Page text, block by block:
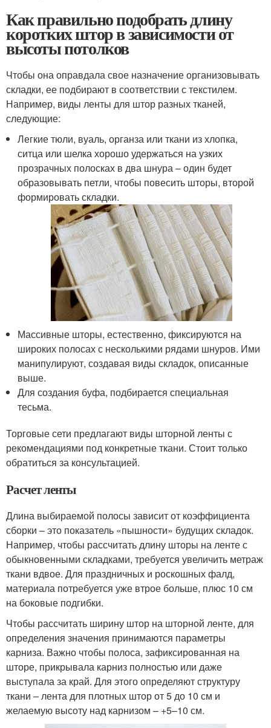
Как правильно подобрать длину
коротких штор в зависимости от
высоты потолков
Чтобы она оправдала свое назначение организовывать
складки, ее подбирают в соответствии с текстилем.
Например, виды ленты для штор разных тканей,
следующие:
Легкие тюли, вуаль, органза или ткани из хлопка,
ситца или шелка хорошо удержаться на узких
прозрачных полосках в два шнура – один будет
образовывать петли, чтобы повесить шторы, второй
формировать складки.
Массивные шторы, естественно, фиксируются на
широких полосах с несколькими рядами шнуров. Ими
манипулируют, создавая виды складок, описанные
выше.
Для создания буфа, подбирается специальная
тесьма.
Торговые сети предлагают виды шторной ленты с
рекомендациями под конкретные ткани. Стоит только
обратиться за консультацией.
Расчет ленты
Длина выбираемой полосы зависит от коэффициента
сборки – это показатель «пышности» будущих складок.
Например, чтобы рассчитать длину шторы на ленте с
обыкновенными складками, требуется увеличить метраж
ткани вдвое. Для праздничных и роскошных фалд,
материала потребуется уже втрое больше, плюс 10 см
на боковые подгибки.
Чтобы рассчитать ширину штор на шторной ленте, для
определения значения принимаются параметры
карниза. Важно чтобы полоса, зафиксированная на
шторе, прикрывала карниз полностью или даже
выступала за край. Для этого определяют структуру
ткани – лента для плотных штор от 5 до 10 см и
желаемую высоту над карнизом – +5–10 см.